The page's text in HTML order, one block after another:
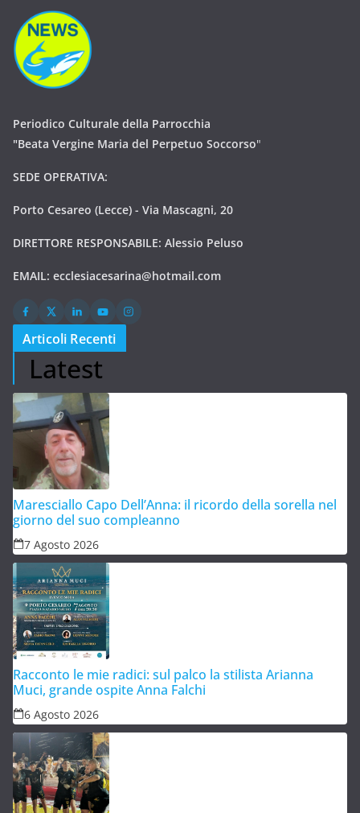
Periodico Culturale della Parrocchia
"Beata Vergine Maria del Perpetuo Soccorso"
SEDE OPERATIVA:
Porto Cesareo (Lecce) - Via Mascagni, 20
DIRETTORE RESPONSABILE: Alessio Peluso
EMAIL: ecclesiacesarina@hotmail.com
Articoli Recenti
Latest
Maresciallo Capo Dell’Anna: il ricordo della sorella nel
giorno del suo compleanno
7 Agosto 2026
Racconto le mie radici: sul palco la stilista Arianna
Muci, grande ospite Anna Falchi
6 Agosto 2026